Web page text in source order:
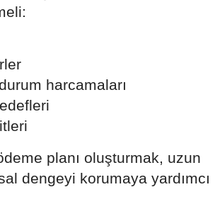
harcamaları
planı oluşturmak, uzun
dengeyi korumaya yardımcı